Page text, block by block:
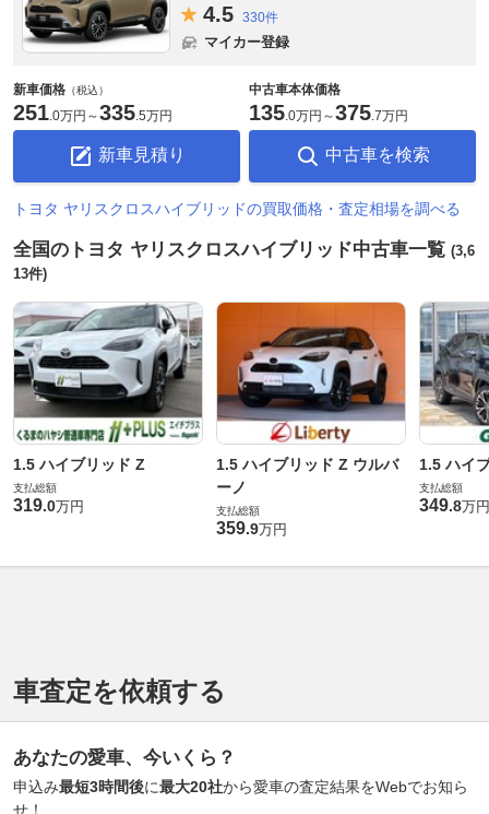
4.5 330件
マイカー登録
新車価格 （税込）
251.0万円 ～335.5万円
新車見積り
中古車本体価格
135.0万円 ～375.7万円
中古車を検索
トヨタ ヤリスクロスハイブリッドの買取価格・査定相場を調べる
全国のトヨタ ヤリスクロスハイブリッド中古車一覧 (3,6
13件)
1.5 ハイブリッド Z
支払総額
319.0万円
1.5 ハイブリッド Z ウルバ
ーノ
支払総額
359.9万円
1.5 ハイ
支払総額
349.8万円
車査定を依頼する
あなたの愛車、今いくら？
申込み最短3時間後に最大20社から愛車の査定結果をWebでお知ら
せ！